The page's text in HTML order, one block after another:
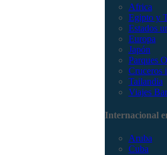
Africa
Egipto y
Estados
Europa
Japón
Parques
Cruceros
Tailandia
Viajes
Internacional
Aruba
Cuba